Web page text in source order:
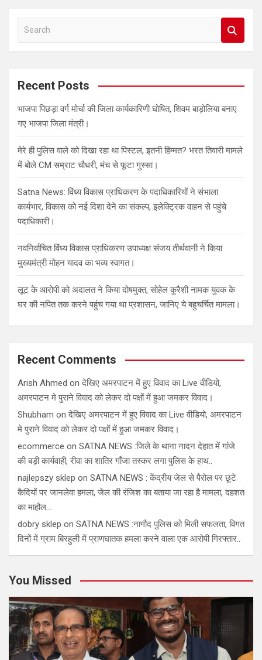
a
c
Recent Posts
भाजपा पिछड़ा वर्ग मोर्चा की जिला कार्यकारिणी घोषित, शिवम बाड़ोलिया बनाए
गए भाजपा जिला मंत्री।
मेरे ही पुलिस वाले को दिखा रहा था पिस्टल, इतनी हिम्मत? भरत तिवारी मामले
में बोले CM सम्राट चौधरी, मंच से फूटा गुस्सा।
Satna News: विंध्य विकास प्राधिकरण के पदाधिकारियों ने संभाला
कार्यभार, विकास को नई दिशा देने का संकल्प, इलेक्ट्रिक वाहन से पहुंचे
पदाधिकारी।
नवनिर्वाचित विंध्य विकास प्राधिकरण उपाध्यक्ष संजय तीर्थवानी ने किया
मुख्यमंत्री मोहन यादव का भव्य स्वागत।
लूट के आरोपी को अदालत ने किया दोषमुक्त, सोहेल कुरैशी नामक युवक के
घर की नपित तक करने पहुंच गया था प्रशासन, जानिए ये बहुचर्चित मामला।
Recent Comments
Arish Ahmed onदेखिए अमरपाटन में हुए विवाद का Live वीडियो,
अमरपाटन मे पुराने विवाद को लेकर दो पक्षों में हुआ जमकर विवाद।
Shubham onदेखिए अमरपाटन में हुए विवाद का Live वीडियो, अमरपाटन
मे पुराने विवाद को लेकर दो पक्षों में हुआ जमकर विवाद।
ecommerce on SATNA NEWS :जिले के थाना नादन देहात में गांजे
की बड़ी कार्यवाही, रीवा का शातिर गाँजा तस्कर लगा पुलिस के हाथ..
najlepszy sklep on SATNA NEWS : केंद्रीय जेल से पैरोल पर छूटे
कैदियों पर जानलेवा हमला, जेल की रंजिश का बताया जा रहा है मामला, दहशत
का माहौल…
dobry sklep on SATNA NEWS :नागौद पुलिस को मिली सफलता, विगत
दिनों में ग्राम बिरहुली में प्राणघातक हमला करने वाला एक आरोपी गिरफ्तार..
You Missed